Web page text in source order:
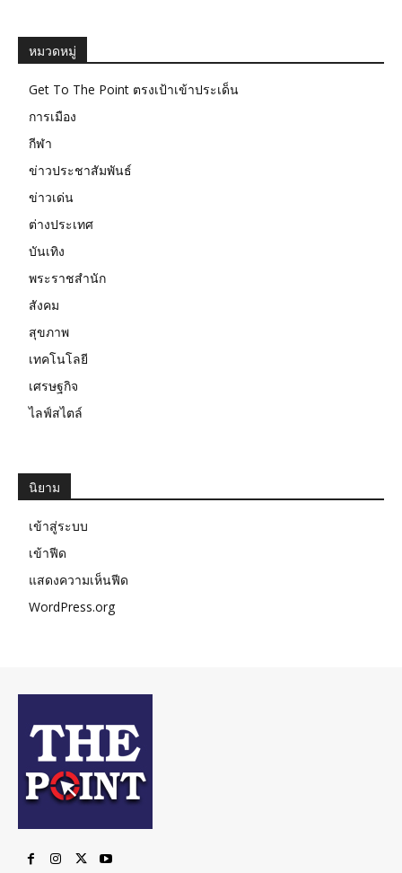
หมวดหมู่
Get To The Point ตรงเป้าเข้าประเด็น
การเมือง
กีฬา
ข่าวประชาสัมพันธ์
ข่าวเด่น
ต่างประเทศ
บันเทิง
พระราชสำนัก
สังคม
สุขภาพ
เทคโนโลยี
เศรษฐกิจ
ไลฟ์สไตล์
นิยาม
เข้าสู่ระบบ
เข้าฟีด
แสดงความเห็นฟีด
WordPress.org